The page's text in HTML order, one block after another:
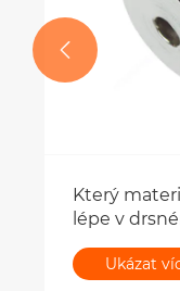
Který
lépe v
Ukázat
